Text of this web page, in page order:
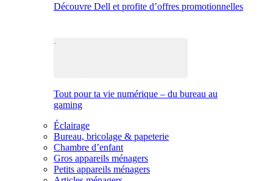
Découvre Dell et profite d’offres promotionnelles
Tout pour ta vie numérique – du bureau au
gaming
Éclairage
Bureau, bricolage & papeterie
Chambre d’enfant
Gros appareils ménagers
Petits appareils ménagers